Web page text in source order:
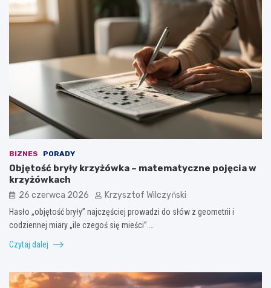
BIZNES PORADY
Objętość bryły krzyżówka – matematyczne pojęcia w
krzyżówkach
26 czerwca 2026 Krzysztof Wilczyński
Hasło „objętość bryły” najczęściej prowadzi do słów z geometrii i
codziennej miary „ile czegoś się mieści”.…
Czytaj dalej